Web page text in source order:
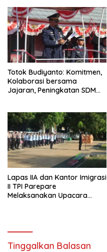
Totok Budiyanto: Komitmen,
Kolaborasi bersama
Jajaran, Peningkatan SDM
Lapas IIA dan Kantor Imigrasi
II TPI Parepare
Melaksanakan Upacara
Kemenkumham RI ke-78
Tahun
Tinggalkan Balasan